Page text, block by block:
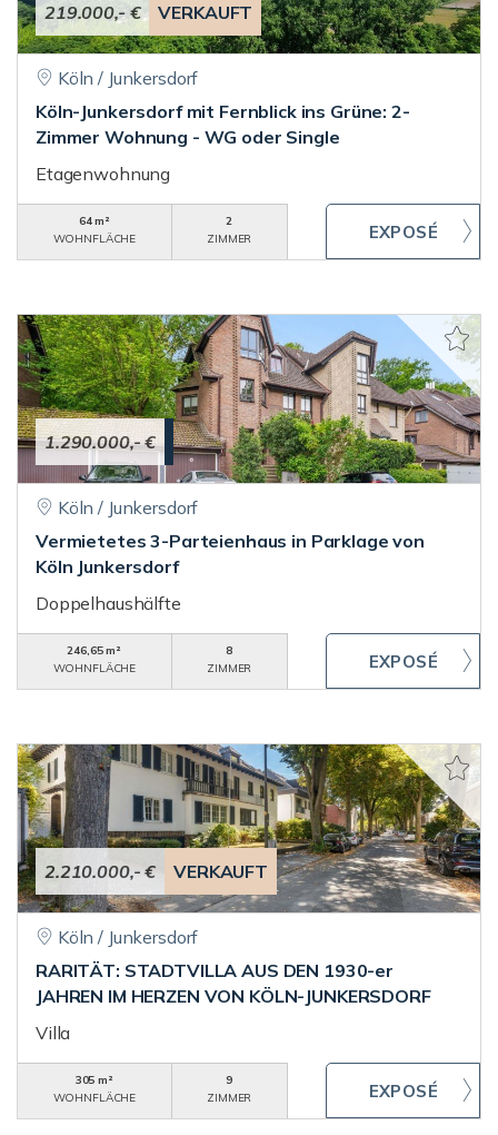
219.000,- € VERKAUFT
Köln / Junkersdorf
Köln-Junkersdorf mit Fernblick ins Grüne: 2-
Zimmer Wohnung - WG oder Single
Etagenwohnung
64 m²
WOHNFLÄCHE
2
ZIMMER
1.290.000,- €
Köln / Junkersdorf
Vermietetes 3-Parteienhaus in Parklage von
Köln Junkersdorf
Doppelhaushälfte
246,65 m²
WOHNFLÄCHE
8
ZIMMER
2.210.000,- € VERKAUFT
Köln / Junkersdorf
RARITÄT: STADTVILLA AUS DEN 1930-er
JAHREN IM HERZEN VON KÖLN-JUNKERSDORF
Villa
305 m²
WOHNFLÄCHE
9
ZIMMER